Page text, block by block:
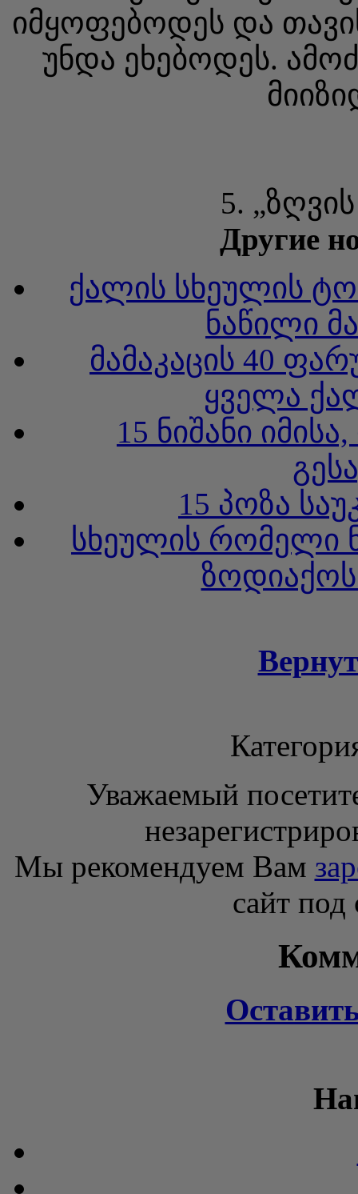
იმყოფებოდეს და
უნდა ეხებოდეს.
5.
Другие
ქალის სხეულის
ნაწილი
მამაკაცის 40
ყველა
15 ნიშანი
15 პოზა
სხეულის რომელი
ზოდიაქოს
Уважаемый
Мы рекомендуем Вам
сайт